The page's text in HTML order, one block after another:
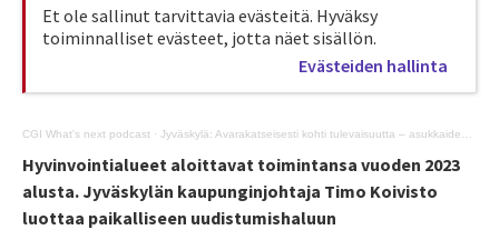
Et ole sallinut tarvittavia evästeitä. Hyväksy
toiminnalliset evästeet, jotta näet sisällön.
Evästeiden hallinta
CGI What's next podcast · Jyväskylä: Avarakatseisesti kohti tulevaisuutta – asukkaiden ehdoilla
Hyvinvointialueet aloittavat toimintansa vuoden 2023
alusta. Jyväskylän kaupunginjohtaja Timo Koivisto
luottaa paikalliseen uudistumishaluun